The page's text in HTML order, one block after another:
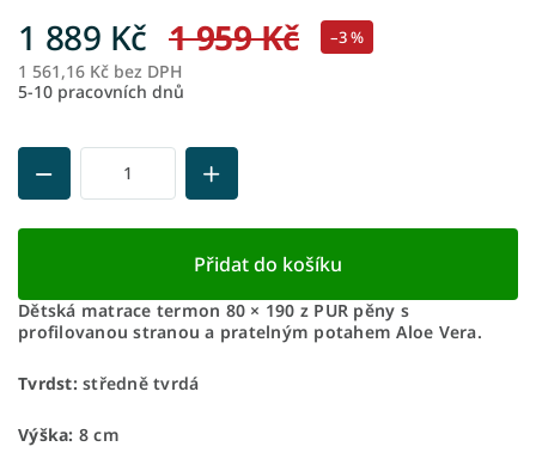
1 959 Kč –3 %
1 889 Kč
1 561,16 Kč bez DPH
5-10 pracovních dnů
Přidat do košíku
Dětská matrace termon 80 × 190 z PUR pěny s
profilovanou stranou a pratelným potahem Aloe Vera.
Tvrdst:středně tvrdá
Výška: 8 cm